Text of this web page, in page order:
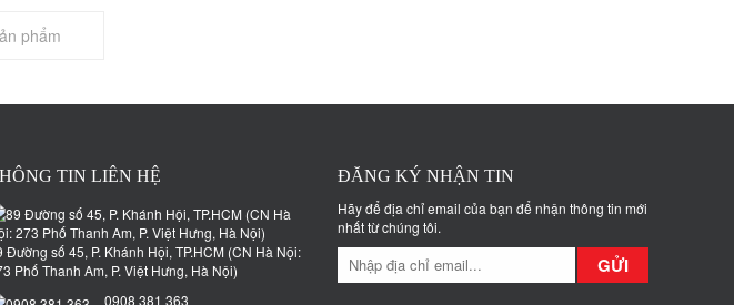
phẩm
TIN LIÊN HỆ
Đường số 45, P. Khánh Hội, TP.HCM (CN Hà Nội:
Phố Thanh Am, P. Việt Hưng, Hà Nội)
0908 381 363
ĐĂNG KÝ NHẬN TIN
Hãy để địa chỉ email của bạn để nhận thông tin mới
nhất từ chúng tôi.
GỬI